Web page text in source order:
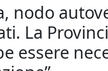
nodo
La
essere